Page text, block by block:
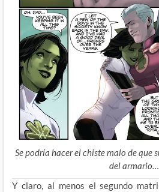
Se podría hacer el chiste malo de que
del armario…
Y claro, al menos el segundo